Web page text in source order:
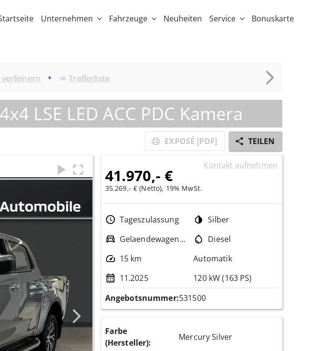
Unternehmen Fahrzeuge Neuheiten Service Bonuskarte
verfeinern • Trefferliste
LSE LED ACC PDC Kamera
EXPOSÉ [PDF] TEILEN
41.970,- €
35.269,- € (Netto), 19% MwSt.
Kontakt aufnehmen
Tageszulassung
Silber
Gelaendewagen / Pickup
Diesel
15 km
Automatik
11.2025
120 kW (163 PS)
Angebotsnummer:531500
Farbe
(Hersteller):
Mercury Silver